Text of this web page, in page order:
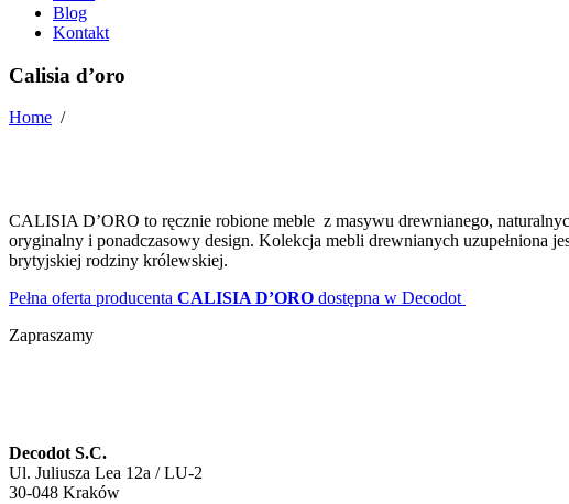
Blog
Kontakt
Calisia d’oro
Home /
CALISIA D’ORO to ręcznie robione meble z masywu drewnianego,
oryginalny i ponadczasowy design. Kolekcja mebli drewnianych uzupełniona
brytyjskiej rodziny królewskiej.
Pełna oferta producenta CALISIA D’ORO dostępna w Decodot
Zapraszamy
Decodot S.C.
Ul. Juliusza Lea 12a / LU-2
30-048 Kraków